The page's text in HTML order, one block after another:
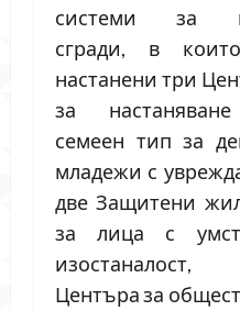
системи за
сгради, в
настанени три
за
семеен тип за
младежи с
две Защитени
за лица с
Центъра за